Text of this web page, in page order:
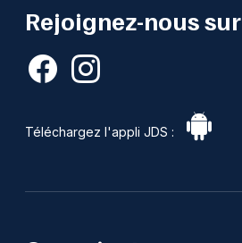
Rejoignez-nous sur
Téléchargez l'appli JDS :